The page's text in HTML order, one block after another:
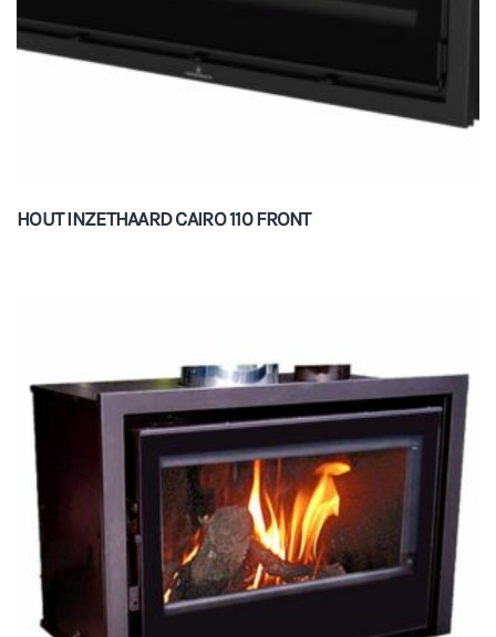
HOUT INZETHAARD CAIRO 110 FRONT